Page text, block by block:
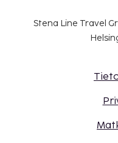
Stena Line Travel